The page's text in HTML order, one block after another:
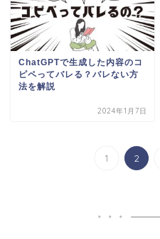
ChatGPTで生成した内容のコ
ピペってバレる？バレない方
法を解説
2024年1月7日
1 2